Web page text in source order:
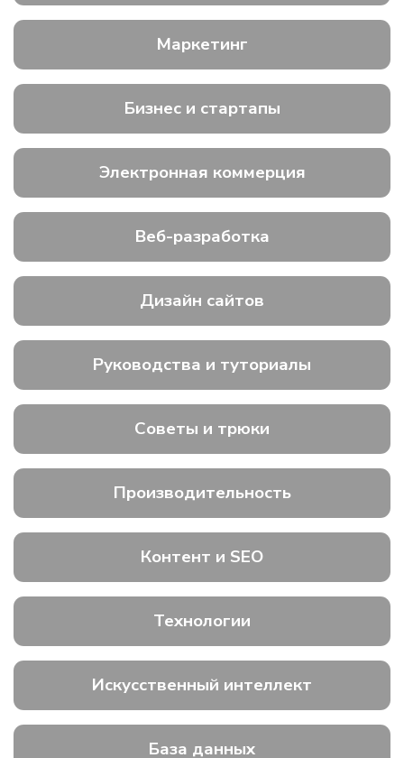
Маркетинг
Бизнес и стартапы
Электронная коммерция
Веб-разработка
Дизайн сайтов
Руководства и туториалы
Советы и трюки
Производительность
Контент и SEO
Технологии
Искусственный интеллект
База данных